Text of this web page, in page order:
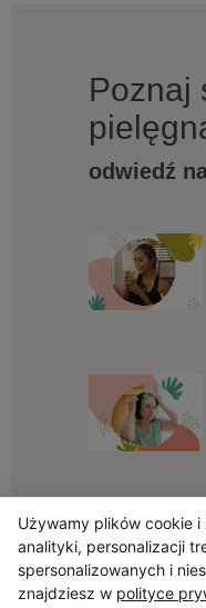
Poznaj
odwiedź
Obserwuj Triny, by nie
Używamy plików cookie
analityki, personalizacji
spersonalizowanych i
znajdziesz w polityce